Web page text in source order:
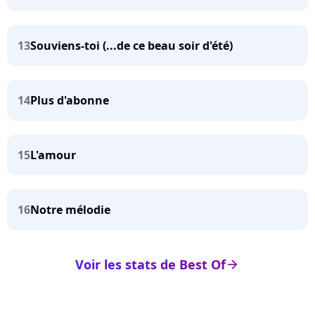
13Souviens-toi (...de ce beau soir d'été)
14Plus d'abonne
15L'amour
16Notre mélodie
arrow_right
Voir les stats de Best Of